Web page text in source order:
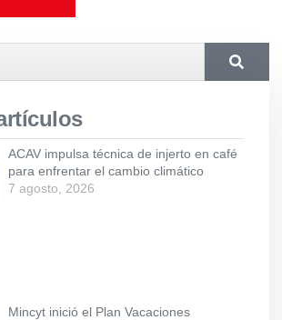
ACAV impulsa técnica de injerto en café
para enfrentar el cambio climático
7 agosto, 2026
Mincyt inició el Plan Vacaciones